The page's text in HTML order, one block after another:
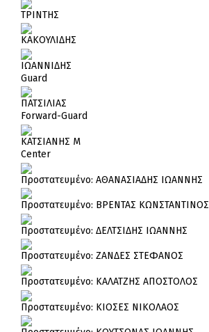
ΤΡΙΝΤΗΣ
ΚΑΚΟΥΛΙΔΗΣ
ΙΩΑΝΝΙΔΗΣ
Guard
ΠΑΤΣΙΛΙΑΣ
Forward-Guard
ΚΑΤΣΙΑΝΗΣ Μ
Center
Πρoστατευμένο: ΑΘΑΝΑΣΙΑΔΗΣ ΙΩΑΝΝΗΣ
Πρoστατευμένο: ΒΡΕΝΤΑΣ ΚΩΝΣΤΑΝΤΙΝΟΣ
Πρoστατευμένο: ΔΕΛΤΣΙΔΗΣ ΙΩΑΝΝΗΣ
Πρoστατευμένο: ΖΑΝΔΕΣ ΣΤΕΦΑΝΟΣ
Πρoστατευμένο: ΚΑΛΑΤΖΗΣ ΑΠΟΣΤΟΛΟΣ
Πρoστατευμένο: ΚΙΟΣΕΣ ΝΙΚΟΛΑΟΣ